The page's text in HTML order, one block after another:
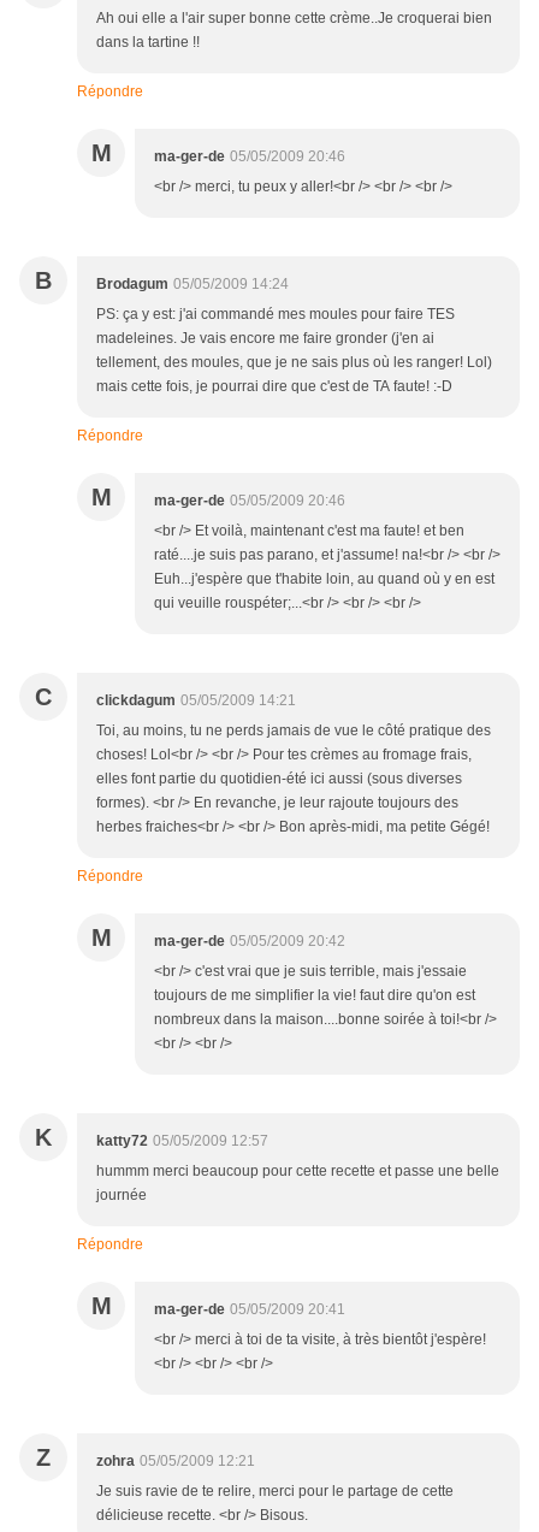
Ah oui elle a l'air super bonne cette crème..Je croquerai bien
dans la tartine !!
Répondre
M ma-ger-de 05/05/2009 20:46
<br /> merci, tu peux y aller!<br /> <br /> <br />
B Brodagum 05/05/2009 14:24
PS: ça y est: j'ai commandé mes moules pour faire TES
madeleines. Je vais encore me faire gronder (j'en ai
tellement, des moules, que je ne sais plus où les ranger! Lol)
mais cette fois, je pourrai dire que c'est de TA faute! :-D
Répondre
M ma-ger-de 05/05/2009 20:46
<br /> Et voilà, maintenant c'est ma faute! et ben
raté....je suis pas parano, et j'assume! na!<br /> <br />
Euh...j'espère que t'habite loin, au quand où y en est
qui veuille rouspéter;...<br /> <br /> <br />
C clickdagum 05/05/2009 14:21
Toi, au moins, tu ne perds jamais de vue le côté pratique des
choses! Lol<br /> <br /> Pour tes crèmes au fromage frais,
elles font partie du quotidien-été ici aussi (sous diverses
formes). <br /> En revanche, je leur rajoute toujours des
herbes fraiches<br /> <br /> Bon après-midi, ma petite Gégé!
Répondre
M ma-ger-de 05/05/2009 20:42
<br /> c'est vrai que je suis terrible, mais j'essaie
toujours de me simplifier la vie! faut dire qu'on est
nombreux dans la maison....bonne soirée à toi!<br />
<br /> <br />
K katty72 05/05/2009 12:57
hummm merci beaucoup pour cette recette et passe une belle
journée
Répondre
M ma-ger-de 05/05/2009 20:41
<br /> merci à toi de ta visite, à très bientôt j'espère!
<br /> <br /> <br />
Z zohra 05/05/2009 12:21
Je suis ravie de te relire, merci pour le partage de cette
délicieuse recette. <br /> Bisous.